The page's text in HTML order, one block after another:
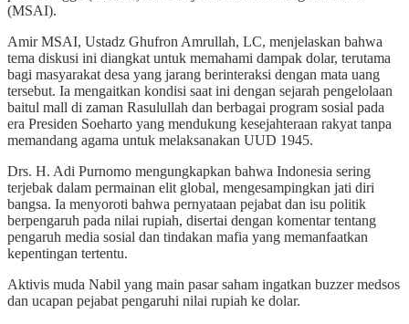
(MSAI).
Amir MSAI, Ustadz Ghufron Amrullah, LC, menjelaskan bahwa
tema diskusi ini diangkat untuk memahami dampak dolar, terutama
bagi masyarakat desa yang jarang berinteraksi dengan mata uang
tersebut. Ia mengaitkan kondisi saat ini dengan sejarah pengelolaan
baitul mall di zaman Rasulullah dan berbagai program sosial pada
era Presiden Soeharto yang mendukung kesejahteraan rakyat tanpa
memandang agama untuk melaksanakan UUD 1945.
Drs. H. Adi Purnomo mengungkapkan bahwa Indonesia sering
terjebak dalam permainan elit global, mengesampingkan jati diri
bangsa. Ia menyoroti bahwa pernyataan pejabat dan isu politik
berpengaruh pada nilai rupiah, disertai dengan komentar tentang
pengaruh media sosial dan tindakan mafia yang memanfaatkan
kepentingan tertentu.
Aktivis muda Nabil yang main pasar saham ingatkan buzzer medsos
dan ucapan pejabat pengaruhi nilai rupiah ke dolar.